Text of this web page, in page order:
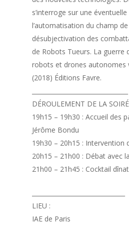
s’interroge sur une
l’automatisation du champ
désubjectivation des
de Robots Tueurs. La guerre
robots et drones autonomes
(2018) Éditions Favre.
DÉROULEMENT DE LA
19h15 – 19h30 : Accueil des
Jérôme Bondu
19h30 – 20h15 : Intervention
20h15 – 21h00 : Débat avec
21h00 – 21h45 : Cocktail
LIEU :
IAE de Paris